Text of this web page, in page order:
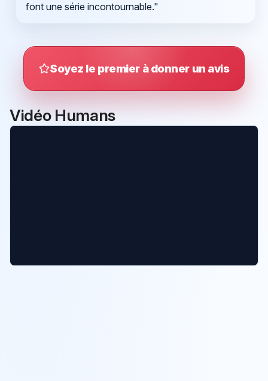
font une série incontournable."
Soyez le premier à donner un avis
Vidéo Humans